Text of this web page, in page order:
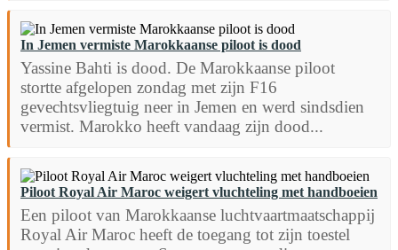
In Jemen vermiste Marokkaanse piloot is dood
Yassine Bahti is dood. De Marokkaanse piloot
stortte afgelopen zondag met zijn F16
gevechtsvliegtuig neer in Jemen en werd sindsdien
vermist. Marokko heeft vandaag zijn dood...
Piloot Royal Air Maroc weigert vluchteling met handboeien
Een piloot van Marokkaanse luchtvaartmaatschappij
Royal Air Maroc heeft de toegang tot zijn toestel